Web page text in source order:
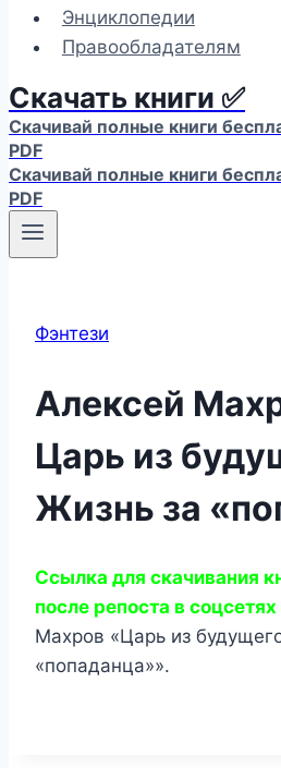
Энциклопедии
Правообладателям
Скачать книги ✅
Скачивай полные книги
PDF
Скачивай полные книги
PDF
Фэнтези
Алексей
Царь из
Жизнь за
Ссылка для скачивания
после репоста в соцсетях
Махров «Царь из
«попаданца»».